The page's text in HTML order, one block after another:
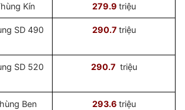
Kín 279.9 triệu
SD 490
290.7 triệu
SD 520
290.7 triệu
Ben 293.6 triệu